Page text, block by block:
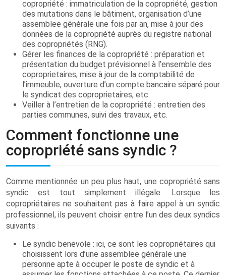
copropriété : immatriculation de la copropriété, gestion
des mutations dans le bâtiment, organisation d’une
assemblee générale une fois par an, mise à jour des
données de la copropriété auprès du registre national
des copropriétés (RNG).
Gérer les finances de la copropriété : préparation et
présentation du budget prévisionnel à l’ensemble des
coproprietaires, mise à jour de la comptabilité de
l’immeuble, ouverture d’un compte bancaire séparé pour
le syndicat des coproprietaires, etc.
Veiller à l’entretien de la copropriété : entretien des
parties communes, suivi des travaux, etc.
Comment fonctionne une
copropriété sans syndic ?
Comme mentionnée un peu plus haut, une copropriété sans
syndic est tout simplement illégale. Lorsque les
copropriétaires ne souhaitent pas à faire appel à un syndic
professionnel, ils peuvent choisir entre l’un des deux syndics
suivants :
Le syndic benevole : ici, ce sont les copropriétaires qui
choisissent lors d’une assemblee générale une
personne apte à occuper le poste de syndic et à